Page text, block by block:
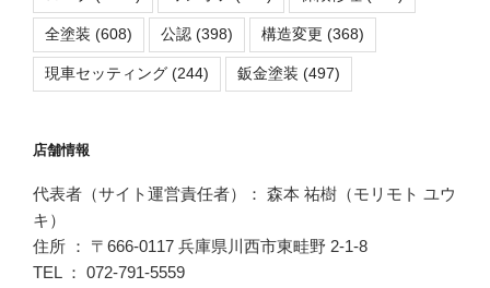
全塗装 (608) 公認 (398) 構造変更 (368)
現車セッティング (244) 鈑金塗装 (497)
店舗情報
代表者（サイト運営責任者）： 森本 祐樹（モリモト ユウ
キ）
住所 ： 〒666-0117 兵庫県川西市東畦野 2-1-8
TEL ： 072-791-5559